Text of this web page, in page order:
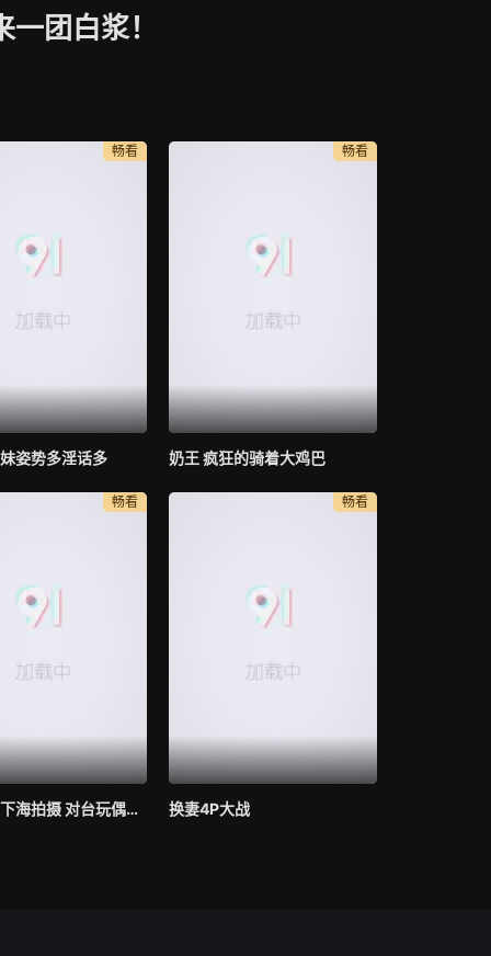
团白浆！
畅看
姿势多淫话多
畅看
奶王 疯狂的骑着大鸡巴
畅看
年轻初次下海拍摄 对台玩偶姐姐
畅看
换妻4P大战